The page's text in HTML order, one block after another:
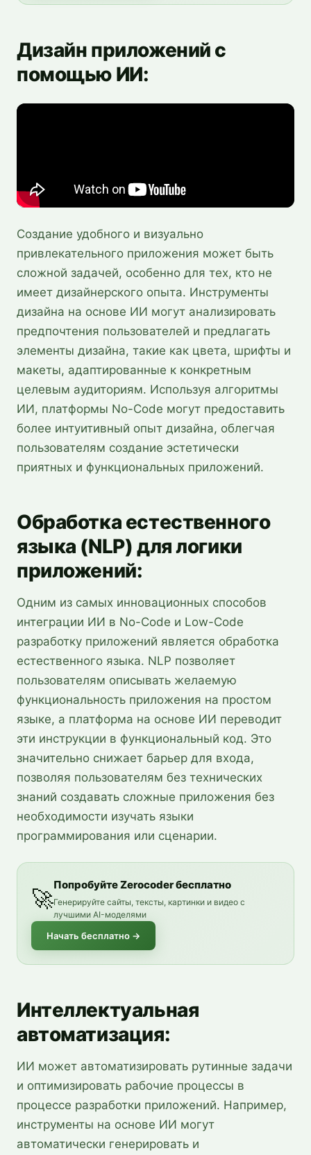
Дизайн приложений с
помощью ИИ:
Создание удобного и визуально
привлекательного приложения может быть
сложной задачей, особенно для тех, кто не
имеет дизайнерского опыта. Инструменты
дизайна на основе ИИ могут анализировать
предпочтения пользователей и предлагать
элементы дизайна, такие как цвета, шрифты и
макеты, адаптированные к конкретным
целевым аудиториям. Используя алгоритмы
ИИ, платформы No-Code могут предоставить
более интуитивный опыт дизайна, облегчая
пользователям создание эстетически
приятных и функциональных приложений.
Обработка естественного
языка (NLP) для логики
приложений:
Одним из самых инновационных способов
интеграции ИИ в No-Code и Low-Code
разработку приложений является обработка
естественного языка. NLP позволяет
пользователям описывать желаемую
функциональность приложения на простом
языке, а платформа на основе ИИ переводит
эти инструкции в функциональный код. Это
значительно снижает барьер для входа,
позволяя пользователям без технических
знаний создавать сложные приложения без
необходимости изучать языки
программирования или сценарии.
🚀
Попробуйте Zerocoder бесплатно
Генерируйте сайты, тексты, картинки и видео с
лучшими AI-моделями
Начать бесплатно →
Интеллектуальная
автоматизация:
ИИ может автоматизировать рутинные задачи
и оптимизировать рабочие процессы в
процессе разработки приложений. Например,
инструменты на основе ИИ могут
автоматически генерировать и